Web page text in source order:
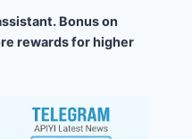
Bonus on
rewards for higher